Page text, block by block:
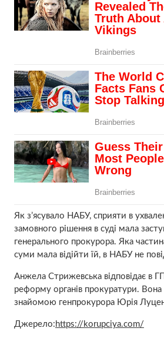
Як з’ясувало НАБУ, сприяти в
замовного рішення в суді мала
генерального прокурора. Яка
суми мала відійти їй, в НАБУ не
Анжела Стрижевська відповідає в
реформу органів прокуратури.
знайомою генпрокурора Юрія
Джерело: https://korupciya.com/